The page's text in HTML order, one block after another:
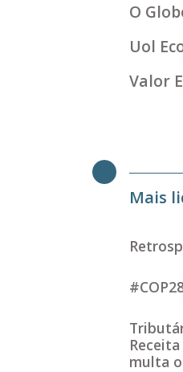
O
Uol
Valor
Mais
multa